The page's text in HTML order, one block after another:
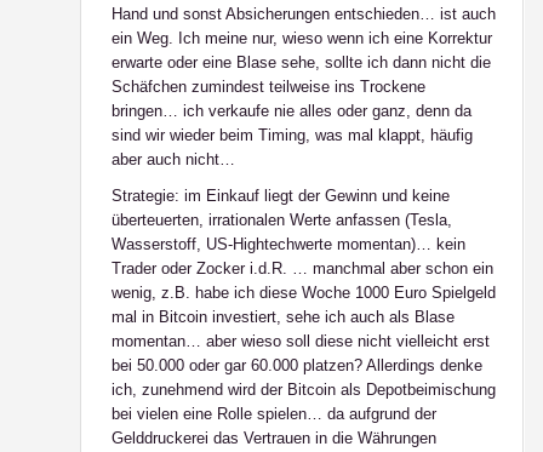
Hand und sonst Absicherungen entschieden… ist auch
ein Weg. Ich meine nur, wieso wenn ich eine Korrektur
erwarte oder eine Blase sehe, sollte ich dann nicht die
Schäfchen zumindest teilweise ins Trockene
bringen… ich verkaufe nie alles oder ganz, denn da
sind wir wieder beim Timing, was mal klappt, häufig
aber auch nicht…
Strategie: im Einkauf liegt der Gewinn und keine
überteuerten, irrationalen Werte anfassen (Tesla,
Wasserstoff, US-Hightechwerte momentan)… kein
Trader oder Zocker i.d.R. … manchmal aber schon ein
wenig, z.B. habe ich diese Woche 1000 Euro Spielgeld
mal in Bitcoin investiert, sehe ich auch als Blase
momentan… aber wieso soll diese nicht vielleicht erst
bei 50.000 oder gar 60.000 platzen? Allerdings denke
ich, zunehmend wird der Bitcoin als Depotbeimischung
bei vielen eine Rolle spielen… da aufgrund der
Gelddruckerei das Vertrauen in die Währungen